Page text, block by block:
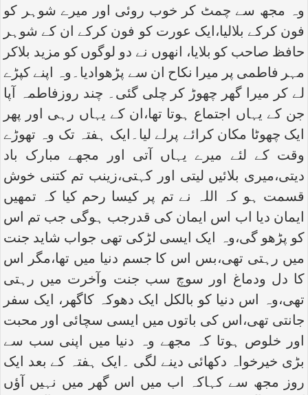
وہ مجھ سے چمٹ کر خوب روئی اور میرے شوہر کو
فون کرکے بلالیا،ایک عورت کو فون کرکے ان کے شوہر
حافظ صاحب کو بلایا، انھوں نے دو لوگوں کو مزید بلاکر
مہر فاطمی پر میرا نکاح ان سے پڑھوادیا۔وہ اپنے کپڑے
لے کر میرا گھر چھوڑ کر چلی گئی۔ چند روزفاطمہ آپا
جن کے یہاں اجتماع ہوتا تھا،ان کے یہاں رہی اور پھر
ایک چھوٹا مکان کرائے پرلے لیا۔ایک ہفتہ تک وہ تھوڑے
وقت کے لئے میرے یہاں آتی اور مجھے مبارک باد
دیتی،میری بلائیں لیتی اور کہتی،زینب تم کتنی خوش
قسمت ہو کہ اللہ نے تم پر کیسا رحم کیا کہ تمھیں
ایمان دیا اب اس ایمان کی قدرجب ہوگی جب تم اس
کو پڑھو گی،وہ ایک ایسی لڑکی تھی جواب شاید جنت
میں رہتی تھی،بس اس کا جسم دنیا میں تھا،مگر اس
کا دل ودماغ اور سوچ سب جنت وآخرت میں رہتی
تھی،وہ اس دنیا کو بالکل ایک دھوکہ کاگھر، ایک سفر
جانتی تھی،اس کی باتوں میں ایسی سچائی اور محبت
اور خلوص ہوتا کہ مجھے وہ دنیا میں اپنی سب سے
بڑی خیرخواہ دکھائی دینے لگی ۔ایک ہفتہ کے بعد ایک
روز مجھ سے کہاکہ اب میں اس گھر میں نہیں آؤں